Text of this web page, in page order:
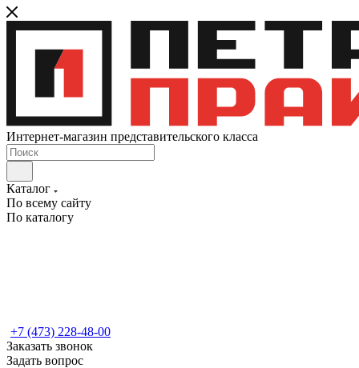
Интернет-магазин представительского класса
Каталог
По всему сайту
По каталогу
+7 (473) 228-48-00
Заказать звонок
Задать вопрос